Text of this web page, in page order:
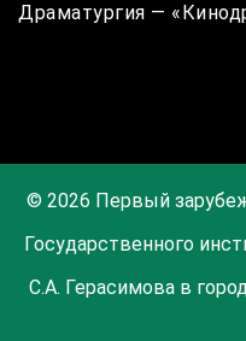
Драматургия —
© 2026 Первый
Государственного
С.А. Герасимова в